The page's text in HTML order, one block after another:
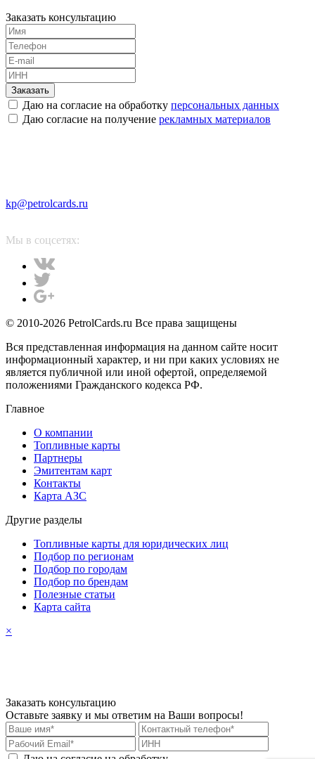
Заказать консультацию
Заказать
Даю на согласие на обработку персональных данных
Даю согласие на получение рекламных материалов
kp@petrolcards.ru
Мы в соцсетях:
© 2010-2026 PetrolCards.ru Все права защищены
Вся представленная информация на данном сайте носит
информационный характер, и ни при каких условиях не
является публичной или иной офертой, определяемой
положениями Гражданского кодекса РФ.
Главное
О компании
Топливные карты
Партнеры
Эмитентам карт
Контакты
Карта АЗС
Другие разделы
Топливные карты для юридических лиц
Подбор по регионам
Подбор по городам
Подбор по брендам
Полезные статьи
Карта сайта
×
Заказать консультацию
Оставьте заявку и мы ответим на Ваши вопросы!